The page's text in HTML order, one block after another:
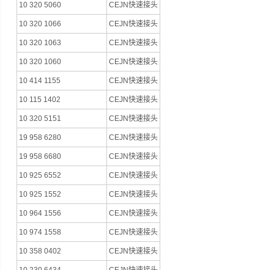
10 320 5060 CEJN快速接头
10 320 1066 CEJN快速接头
10 320 1063 CEJN快速接头
10 320 1060 CEJN快速接头
10 414 1155 CEJN快速接头
10 115 1402 CEJN快速接头
10 320 5151 CEJN快速接头
19 958 6280 CEJN快速接头
19 958 6680 CEJN快速接头
10 925 6552 CEJN快速接头
10 925 1552 CEJN快速接头
10 964 1556 CEJN快速接头
10 974 1558 CEJN快速接头
10 358 0402 CEJN快速接头